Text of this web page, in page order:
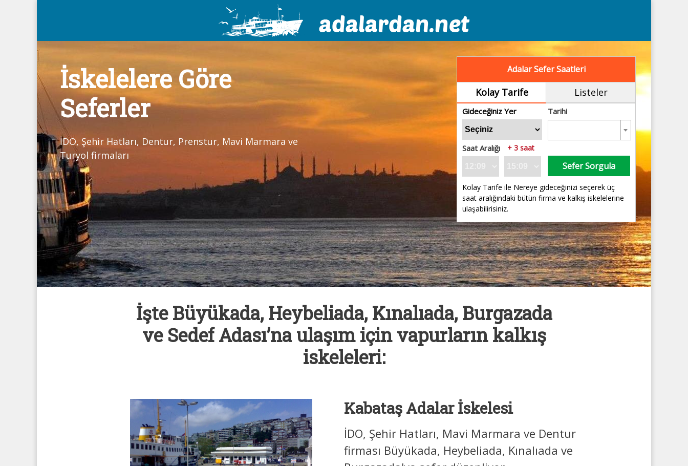
İskelelere Göre
Seferler
İDO, Şehir Hatları, Dentur, Prenstur, Mavi Marmara ve
Turyol firmaları
Adalar Sefer Saatleri
Kolay Tarife Listeler
Gideceğiniz Yer Tarihi
Saat Aralığı + 3 saat
Sefer Sorgula
Kolay Tarife ile Nereye gideceğinizi seçerek üç
saat aralığındaki bütün firma ve kalkış iskelelerine
ulaşabilirisiniz.
İşte Büyükada, Heybeliada, Kınalıada, Burgazada
ve Sedef Adası’na ulaşım için vapurların kalkış
iskeleleri:
Kabataş Adalar İskelesi
İDO, Şehir Hatları, Mavi Marmara ve Dentur
firması Büyükada, Heybeliada, Kınalıada ve